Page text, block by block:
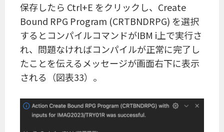
保存したら Ctrl+E をクリックし、Create
Bound RPG Program (CRTBNDRPG) を選択
するとコンパイルコマンドがIBM i上で実行さ
れ、問題なければコンパイルが正常に完了し
たことを伝えるメッセージが画面右下に表示
される（図表33）。